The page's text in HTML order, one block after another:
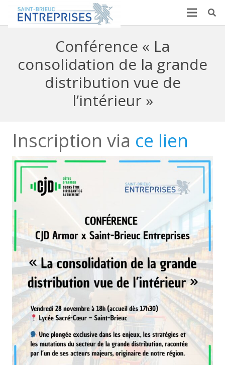
Conférence « La
consolidation de la grande
distribution vue de
l’intérieur »
Inscription via ce lien